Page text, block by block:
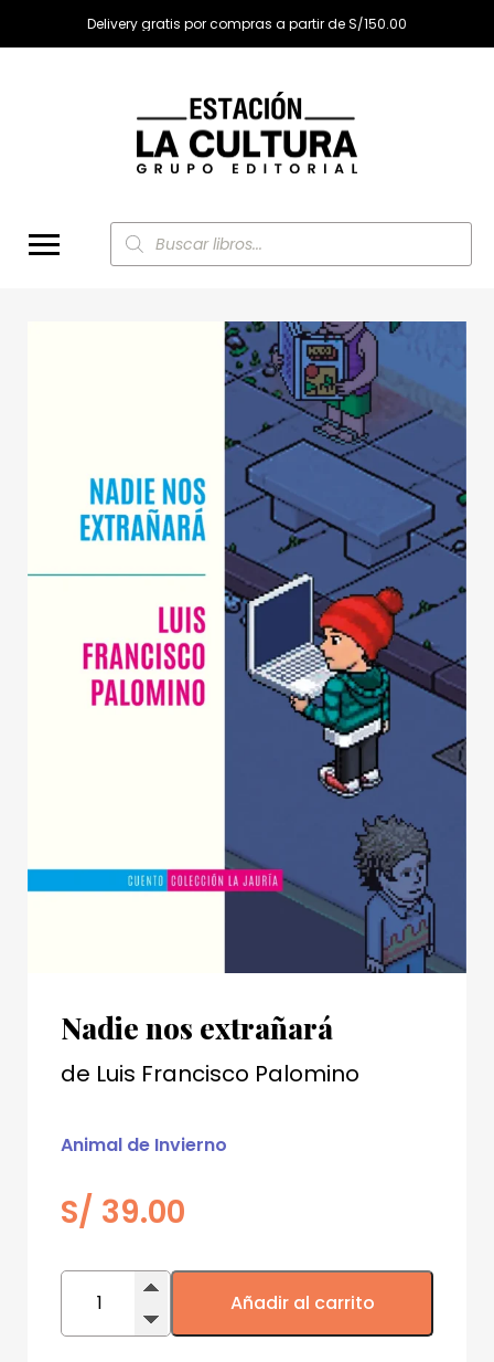
Delivery gratis por compras a partir de S/150.00
Búsqueda
de
productos
Nadie nos extrañará
de Luis Francisco Palomino
Animal de Invierno
S/ 39.00
Nadie
extrañará
cantidad
Añadir al carrito